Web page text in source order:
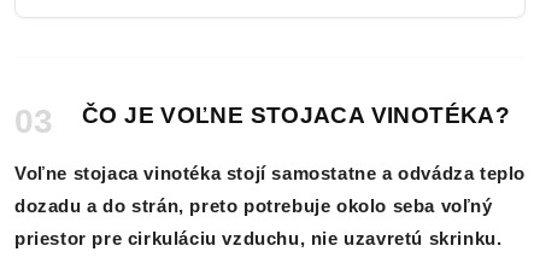
03 ČO JE VOĽNE STOJACA VINOTÉKA?
Voľne stojaca vinotéka stojí samostatne a odvádza teplo
dozadu a do strán, preto potrebuje okolo seba voľný
priestor pre cirkuláciu vzduchu, nie uzavretú skrinku.